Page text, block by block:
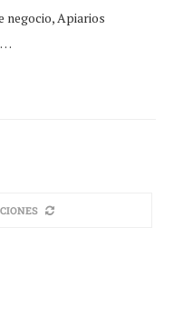
negocio, Apiarios
…